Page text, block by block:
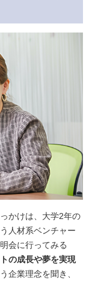
かけは、大学2年の
人材系ベンチャー
会に行ってみる
の成長や夢を実現
う企業理念を聞き、